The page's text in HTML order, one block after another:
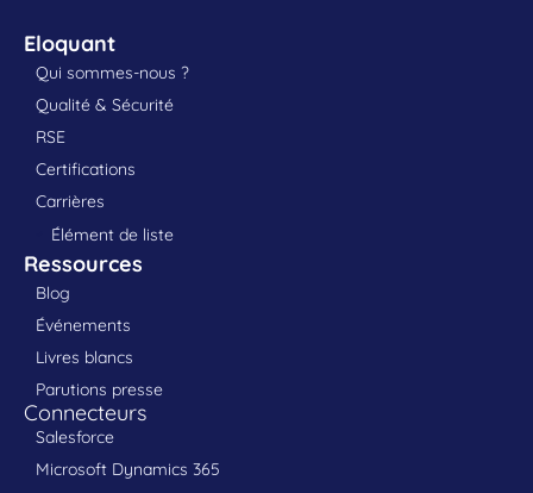
Eloquant
Qui sommes-nous ?
Qualité & Sécurité
RSE
Certifications
Carrières
Élément de liste
Ressources
Blog
Événements
Livres blancs
Parutions presse
Connecteurs
Salesforce
Microsoft Dynamics 365